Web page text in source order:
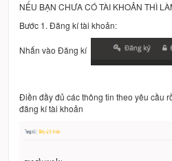
NẾU BẠN CHƯA CÓ TÀI KHOẢN THÌ
Bước 1. Đăng kí tài khoản:
Nhấn vào Đăng kí
Điền đầy đủ các thông tin theo yêu cầu
đăng kí tài khoản